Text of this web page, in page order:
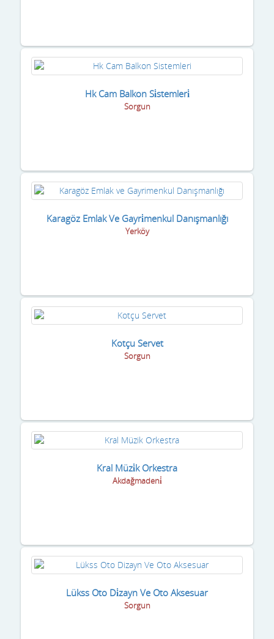
Hk Cam Balkon Si̇stemleri̇
Sorgun
Karagöz Emlak Ve Gayri̇menkul Danışmanlığı
Yerköy
Kotçu Servet
Sorgun
Kral Müzi̇k Orkestra
Akdağmadeni̇
Lükss Oto Di̇zayn Ve Oto Aksesuar
Sorgun